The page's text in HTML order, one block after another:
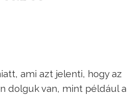
ami azt jelenti, hogy az
dolguk van, mint például a